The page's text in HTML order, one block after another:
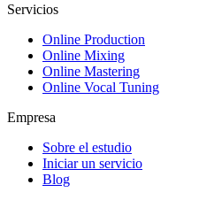
Servicios
Online Production
Online Mixing
Online Mastering
Online Vocal Tuning
Empresa
Sobre el estudio
Iniciar un servicio
Blog